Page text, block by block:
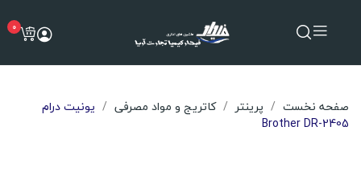
0
صفحه نخست پرینتر کاتریج و مواد مصرفی
یونیت درام
Brother DR-2405